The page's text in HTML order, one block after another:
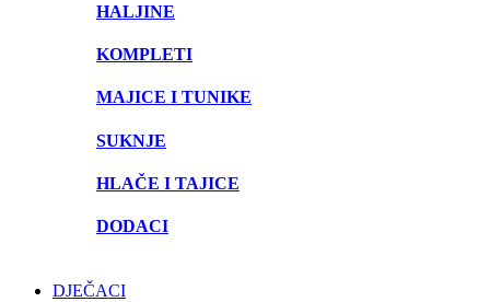
HALJINE
KOMPLETI
MAJICE I TUNIKE
SUKNJE
HLAČE I TAJICE
DODACI
DJEČACI